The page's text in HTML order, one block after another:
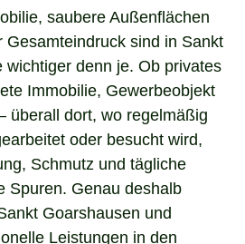
saubere Außenflächen
Gesamteindruck sind in Sankt
wichtiger denn je. Ob privates
Immobilie, Gewerbeobjekt
überall dort, wo regelmäßig
oder besucht wird,
Schmutz und tägliche
Spuren. Genau deshalb
Goarshausen und
Leistungen in den